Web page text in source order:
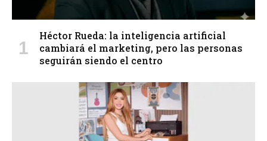
Héctor Rueda: la inteligencia artificial
cambiará el marketing, pero las personas
seguirán siendo el centro